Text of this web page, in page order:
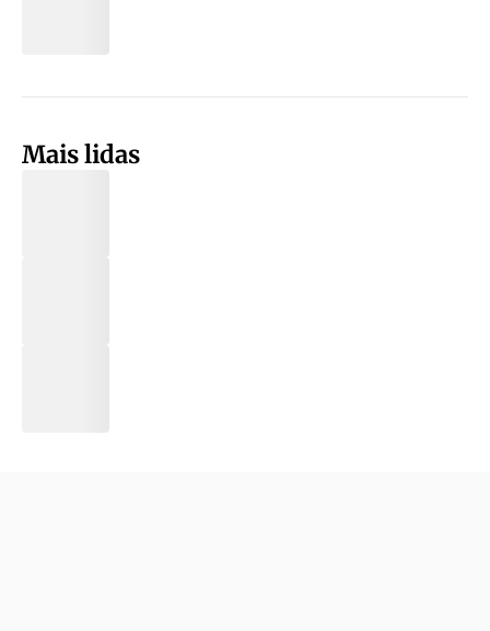
Mais lidas